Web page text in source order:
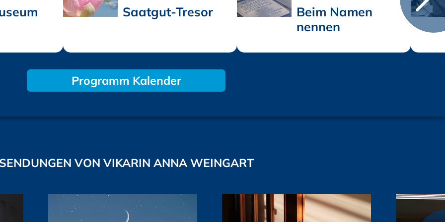
Saatgut-Tresor
Beim Namen
nennen
Programm Kalender
SENDUNGEN VON VIKARIN ANNA WEINGART